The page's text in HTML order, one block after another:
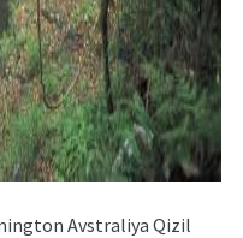
Avstraliya Qizil